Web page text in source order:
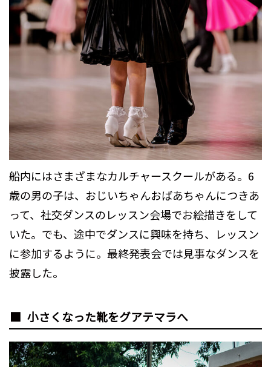
船内にはさまざまなカルチャースクールがある。6
歳の男の子は、おじいちゃんおばあちゃんにつきあ
って、社交ダンスのレッスン会場でお絵描きをして
いた。でも、途中でダンスに興味を持ち、レッスン
に参加するように。最終発表会では見事なダンスを
披露した。
小さくなった靴をグアテマラへ